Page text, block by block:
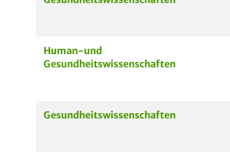
Human-und
Gesundheitswissenschaften
Gesundheitswissenschaften